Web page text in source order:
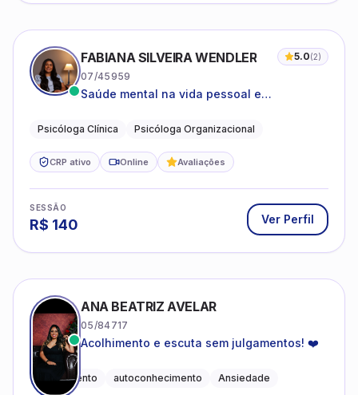
FABIANA SILVEIRA WENDLER 5.0(2)
07/45959
Saúde mental na vida pessoal e
Psicóloga Clínica Psicóloga Organizacional
CRP ativo Online Avaliações
SESSÃO
R$ 140 Ver Perfil
ANA BEATRIZ AVELAR
05/84717
Acolhimento e escuta sem julgamentos! ❤️
Acolhimento autoconhecimento Ansiedade